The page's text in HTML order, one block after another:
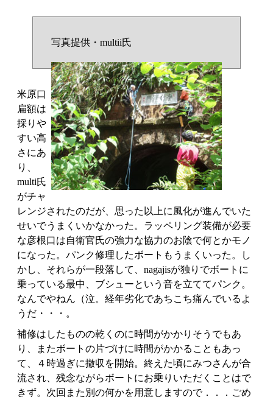
写真提供・multii氏
米原口
扁額は
採りや
すい高
さにあ
り、
multi氏
がチャ
レンジされたのだが、思った以上に風化が進んでいた
せいでうまくいかなかった。ラッペリング装備が必要
な彦根口は自衛官氏の強力な協力のお陰で何とかモノ
になった。パンク修理したボートもうまくいった。し
かし、それらが一段落して、nagajisが独りでボートに
乗っている最中、ブシューという音を立ててパンク。
なんでやねん（泣。経年劣化であちこち痛んでいるよ
うだ・・・。
補修はしたものの乾くのに時間がかかりそうでもあ
り、またボートの片づけに時間がかかることもあっ
て、４時過ぎに撤収を開始。終えた頃にみつさんが合
流され、残念ながらボートにお乗りいただくことはで
きず。次回また別の何かを用意しますので．．．ごめ